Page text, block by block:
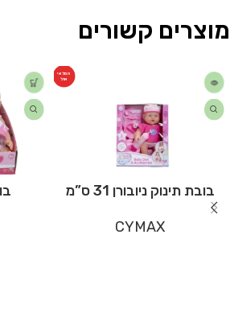
מוצרים קשורים
המלאי
אזל
בובת תינוק ניובורן 31 ס”מ
CYMAX